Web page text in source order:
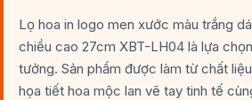
Lọ hoa in logo men xước màu trắng
chiều cao 27cm XBT-LH04 là lựa
tưởng. Sản phẩm được làm từ chất
họa tiết hoa mộc lan vẽ tay tinh tế